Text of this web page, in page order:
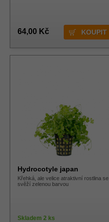
64,00 Kč
Hydrocotyle japan
Křehká, ale velice atraktivní rostlina se
svěží zelenou barvou
Skladem 2 ks